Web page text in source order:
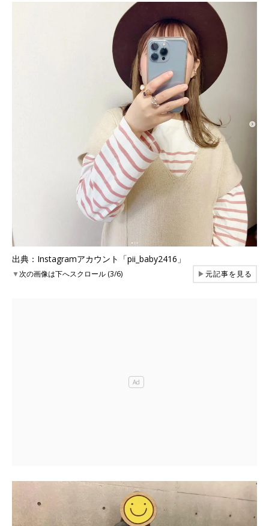
出典：Instagramアカウント「pii_baby2416」
▼次の画像は下へスクロール (3/6) ▶元記事を見る